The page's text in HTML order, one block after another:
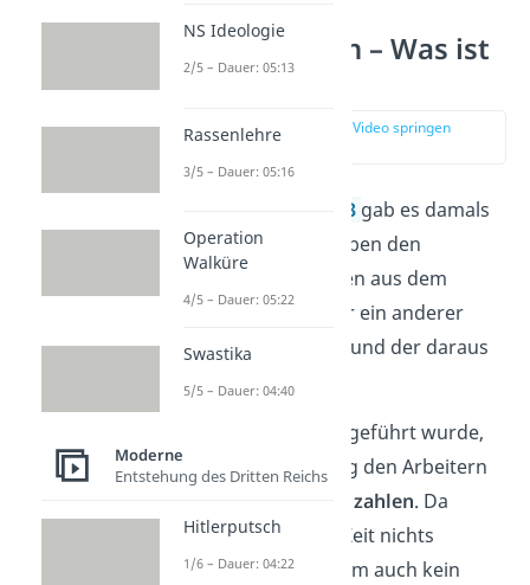
Hyperinflation – Was ist
passiert?
zur Stelle im Video springen
(01:43)
Inflation 1923 gab es damals
mehrere Gründe. Neben den
Reparationszahlungen aus dem
Ersten Weltkrieg, war ein anderer
Grund die
und der daraus
entstandene Streik.
Damit der Streik fortgeführt wurde,
musste die Regierung den Arbeitern
Löhne zahlen. Da
allerdings zu dieser Zeit nichts
produziert wurde, kam auch kein
NS Ideologie
2/5 – Dauer: 05:13
Rassenlehre
3/5 – Dauer: 05:16
Operation
Walküre
4/5 – Dauer: 05:22
Swastika
5/5 – Dauer: 04:40
Moderne
Entstehung des Dritten Reichs
Hitlerputsch
1/6 – Dauer: 04:22